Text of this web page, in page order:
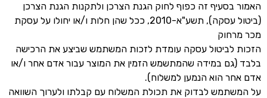
האמור בסעיף זה כפוף לחוק הגנת הצרכן ולתקנות הגנת הצרכן
(ביטול עסקה), תשע"א-2010, ככל שהן חלות ו/או יחולו על עסקת
מכר מרחוק
הזכות לביטול עסקה עומדת לזכות המשתמש שביצע את הרכישה
בלבד (גם במידה שהמתשמש הזמין את המוצר עבור אדם אחר ו/או
אדם אחר הוא הנמען למשלוח).
על המשתמש לבדוק את תכולת המשלוח עם קבלתו ולערוך השוואה